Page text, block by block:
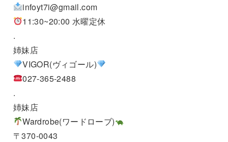
infoyt7i@gmail.com
11:30~20:00 水曜定休
.
姉妹店
VIGOR(ヴィゴール)
027-365-2488
.
姉妹店
Wardrobe(ワードローブ)
〒370-0043